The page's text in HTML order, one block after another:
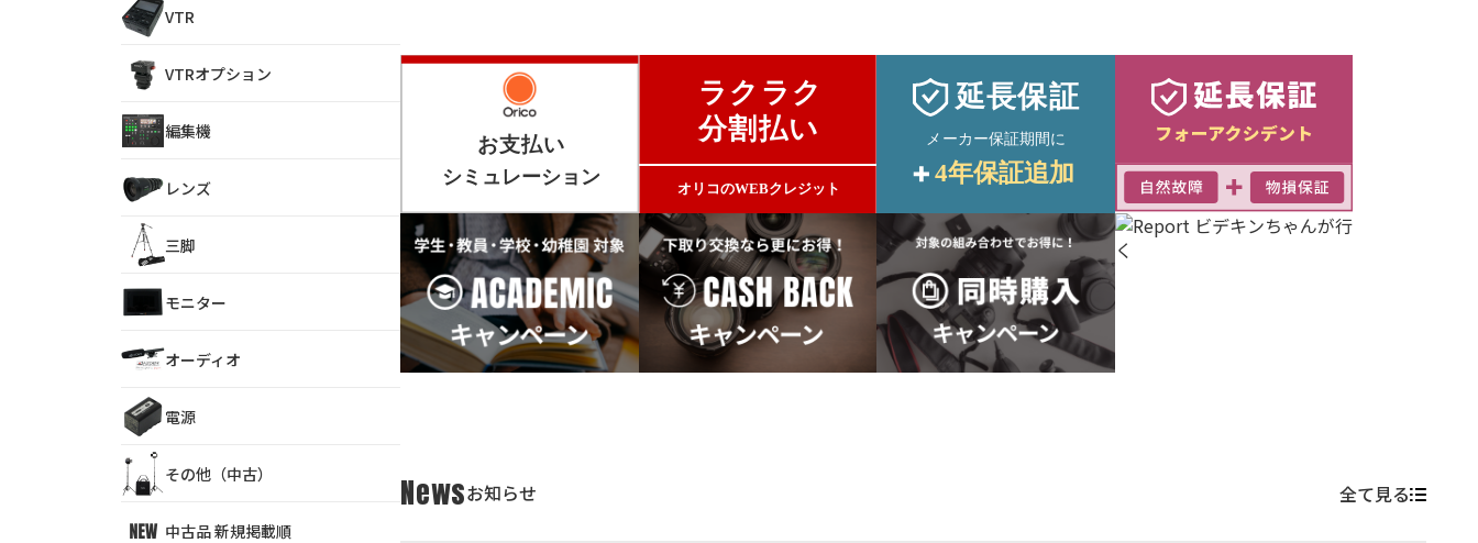
Newsお知らせ 全て見る
VTR
VTRオプション
編集機
レンズ
三脚
モニター
オーディオ
電源
その他（中古）
中古品 新規掲載順